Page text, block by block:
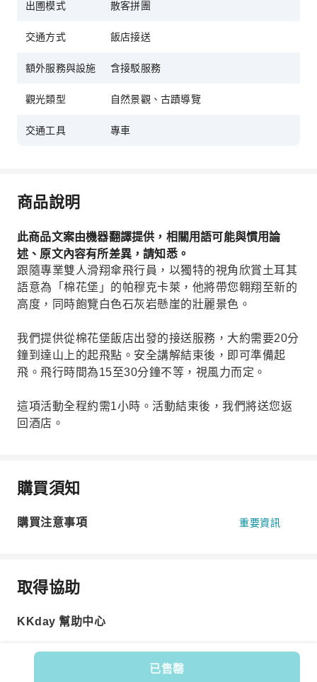
已售罄
出圑模式 散客拼團
交通方式 飯店接送
額外服務與設施 含接駁服務
觀光類型 自然景觀、古蹟導覽
交通工具 專車
商品說明
此商品文案由機器翻譯提供，相關用語可能與慣用論
述、原文內容有所差異，請知悉。
跟隨專業雙人滑翔傘飛行員，以獨特的視角欣賞土耳其
語意為「棉花堡」的帕穆克卡萊，他將帶您翱翔至新的
高度，同時飽覽白色石灰岩懸崖的壯麗景色。
我們提供從棉花堡飯店出發的接送服務，大約需要20分
鐘到達山上的起飛點。安全講解結束後，即可準備起
飛。飛行時間為15至30分鐘不等，視風力而定。
這項活動全程約需1小時。活動結束後，我們將送您返
回酒店。
購買須知
購買注意事項 重要資訊
取得協助
KKday 幫助中心